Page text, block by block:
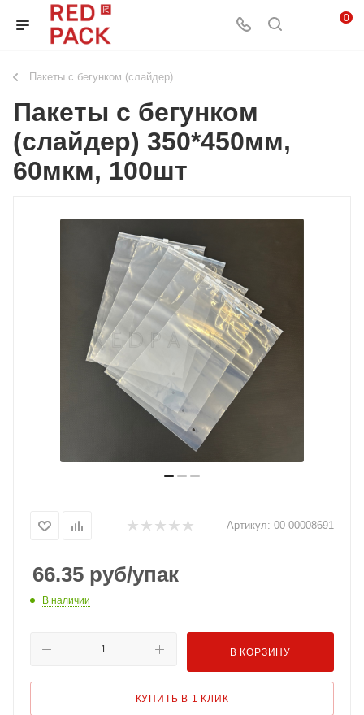
0
Пакеты с бегунком (слайдер)
Пакеты c бегунком
(слайдер) 350*450мм,
60мкм, 100шт
Артикул: 00-00008691
66.35 руб/упак
В наличии
В КОРЗИНУ
КУПИТЬ В 1 КЛИК